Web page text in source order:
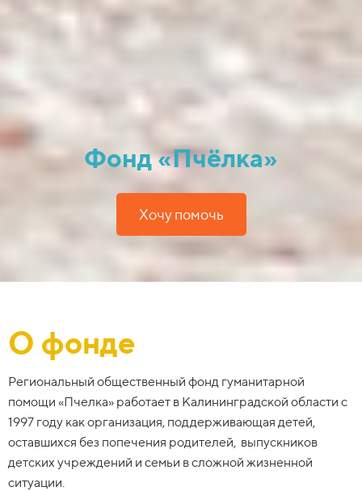
Фонд «Пчёлка»
Хочу помочь
О фонде
Региональный общественный фонд гуманитарной
помощи «Пчелка» работает в Калининградской области с
1997 году как организация, поддерживающая детей,
оставшихся без попечения родителей, выпускников
детских учреждений и семьи в сложной жизненной
ситуации.